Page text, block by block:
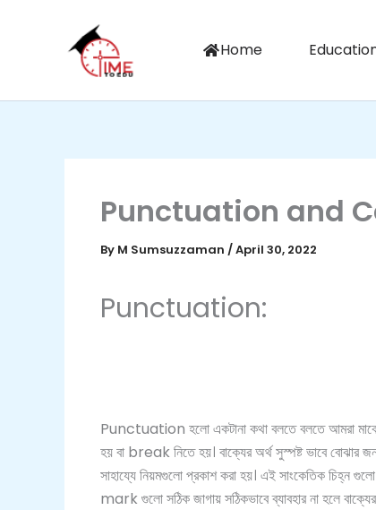
Home
Punctuation and
By M Sumsuzzaman /April 30, 2022
Punctuation:
Punctuation হলো একটানা কথা বলতে বলতে আমরা মাঝে
হয় বা break নিতে হয়। বাক্যের অর্থ সুস্পষ্ট ভাবে বোঝার
সাহায্যে নিয়মগুলো প্রকাশ করা হয়। এই
mark গুলো সঠিক জাগায় সঠিকভাবে ব্যাবহার না হলে বাক্যের